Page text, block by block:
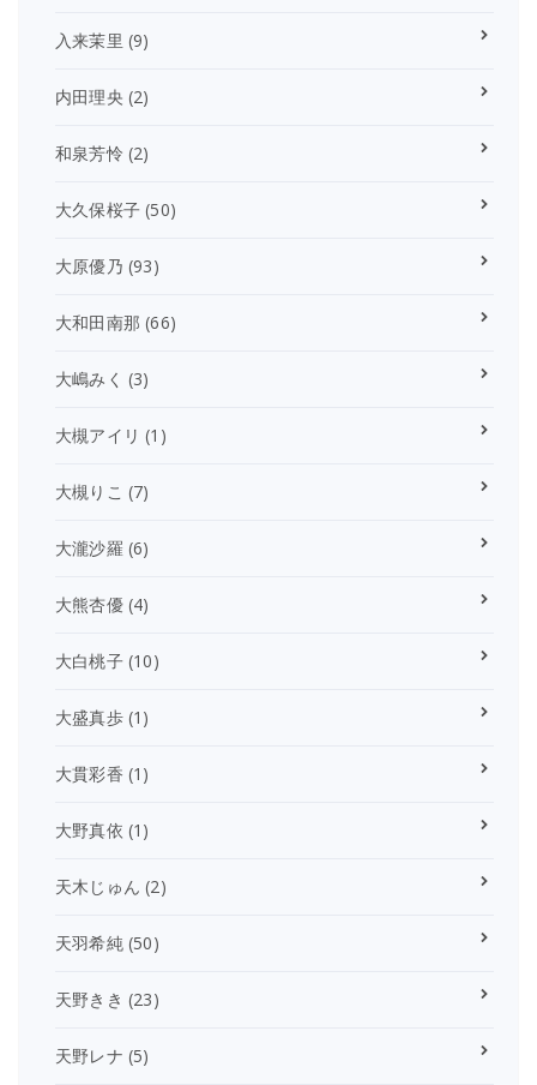
入来茉里 (9)
内田理央 (2)
和泉芳怜 (2)
大久保桜子 (50)
大原優乃 (93)
大和田南那 (66)
大嶋みく (3)
大槻アイリ (1)
大槻りこ (7)
大瀧沙羅 (6)
大熊杏優(4)
大白桃子(10)
大盛真歩(1)
大貫彩香 (1)
大野真依 (1)
天木じゅん (2)
天羽希純(50)
天野きき (23)
天野レナ (5)